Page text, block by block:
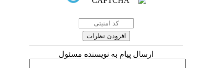
ارسال پیام به نویسنده مسئول